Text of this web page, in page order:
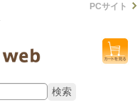
PCサイト